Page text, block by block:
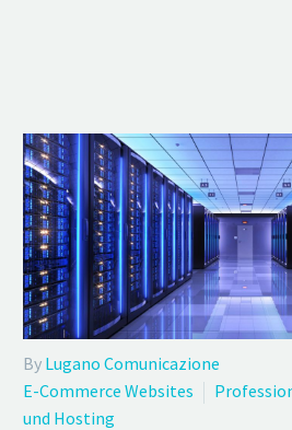
By Lugano Comunicazione
E-Commerce Websites
und Hosting